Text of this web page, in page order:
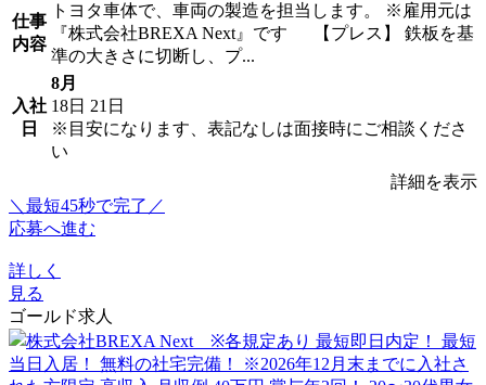
仕事
内容
トヨタ車体で、車両の製造を担当します。 ※雇用元は
『株式会社BREXA Next』です 【プレス】 鉄板を基
準の大きさに切断し、プ...
入社
日
8月
18日 21日
※目安になります、表記なしは面接時にご相談くださ
い
詳細を表示
＼最短45秒で完了／
応募へ進む
詳しく
見る
ゴールド求人